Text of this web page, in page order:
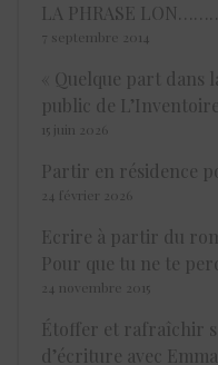
LA PHRASE
7 septembre 2014
« Quelque part dans
public de
15 juin 2026
Partir en résidence
24 février 2026
Ecrire à partir du
Pour que tu ne te
24 novembre 2015
Étoffer et rafraîchir
d’écriture avec